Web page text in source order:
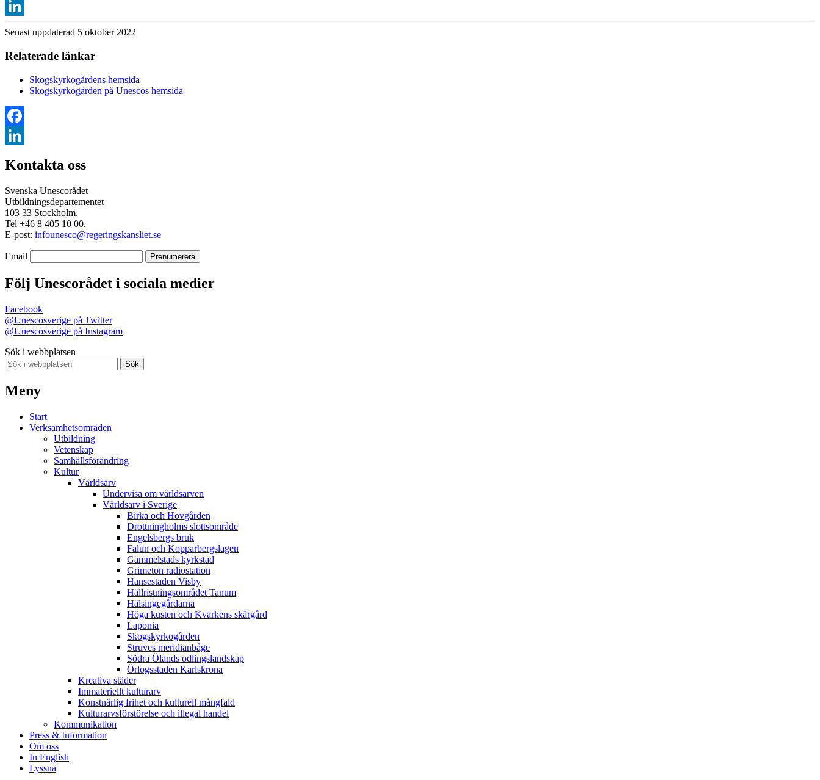
Facebook
LinkedIn
Senast uppdaterad 5 oktober 2022
Relaterade länkar
Skogskyrkogårdens hemsida
Skogskyrkogården på Unescos hemsida
Facebook
Kontakta oss
Svenska Unescorådet
Utbildningsdepartementet
103 33 Stockholm.
Tel +46 8 405 10 00.
E-post: infounesco@regeringskansliet.se
Email
Följ Unescorådet i sociala medier
Facebook
@Unescosverige på Twitter
@Unescosverige på Instagram
Sök i webbplatsen
Sök
Meny
Start
Verksamhetsområden
Utbildning
Vetenskap
Samhällsförändring
Kultur
Världsarv
Undervisa om världsarven
Världsarv i Sverige
Birka och Hovgården
Drottningholms slottsområde
Engelsbergs bruk
Falun och Kopparbergslagen
Gammelstads kyrkstad
Grimeton radiostation
Hansestaden Visby
Hällristningsområdet Tanum
Hälsingegårdarna
Höga kusten och Kvarkens skärgård
Laponia
Skogskyrkogården
Struves meridianbåge
Södra Ölands odlingslandskap
Örlogsstaden Karlskrona
Kreativa städer
Immateriellt kulturarv
Konstnärlig frihet och kulturell mångfald
Kulturarvsförstörelse och illegal handel
Kommunikation
Press & Information
Om oss
In English
Lyssna